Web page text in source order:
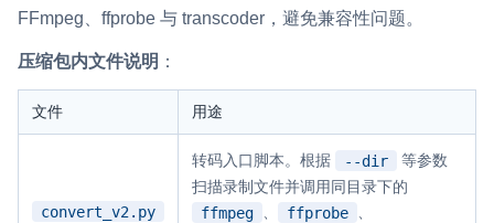
集中展示声网主要产品及服务的综合服务质量及可用性信息
内容审核
一站式实时互动模块的选型、购买、账号打通
FFmpeg、ffprobe 与 transcoder，避免兼容性问题。
压缩包内文件说明 ：
文件 用途
convert_v2.py
转码入口脚本。根据 --dir
等参数
扫描录制文件并调用同目录下的
ffmpeg
ffprobe